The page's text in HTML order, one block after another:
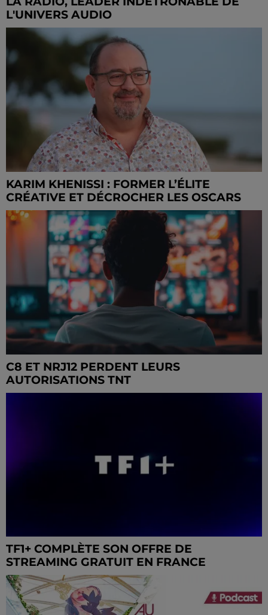
L'UNIVERS AUDIO
KARIM KHENISSI : FORMER L’ÉLITE
CRÉATIVE ET DÉCROCHER LES OSCARS
C8 ET NRJ12 PERDENT LEURS
AUTORISATIONS TNT
TF1+ COMPLÈTE SON OFFRE DE
STREAMING GRATUIT EN FRANCE